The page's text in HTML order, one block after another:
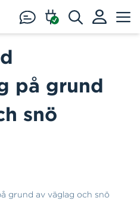
på grund
snö
grund av väglag och snö